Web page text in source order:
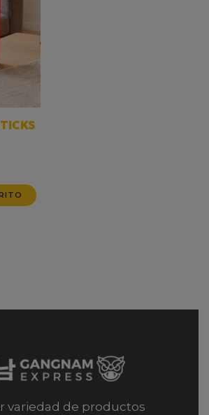
variedad de productos